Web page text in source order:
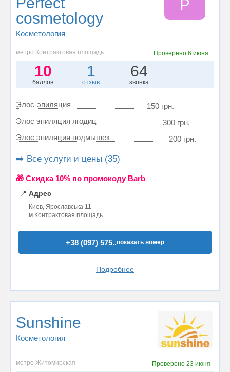
cosmetology
Косметология
P
метро Контрактовая площадь Проверено6 июня
10
баллов
1
отзыв
64
звонка
Элос-эпиляция
150 грн.
Элос эпиляция ягодиц
300 грн.
Элос эпиляция подмышек
200 грн.
➡️ Все услуги и цены (35)
🎁 Cкидка 10% по промокоду Barb
📍 Адрес
Киев, Ярославська 11
м.Контрактовая площадь
+38 (097) 575..показать номер
Подробнее
Sunshine
Косметология
метро Житомирская Проверено 23 июня